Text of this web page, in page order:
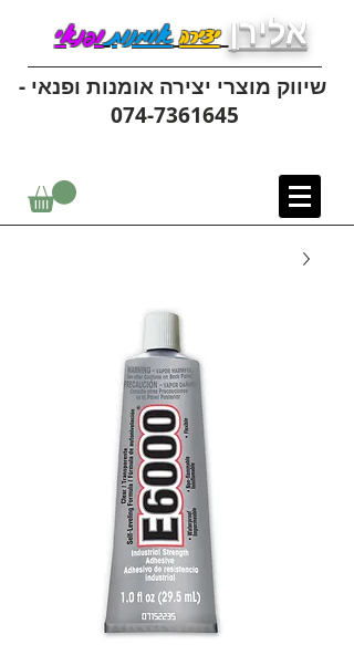
אלירן יצירהאומנותופנאי
שיווק מוצרי יצירה אומנות ופנאי -
074-7361645